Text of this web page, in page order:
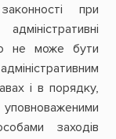
при
не може бути
і в порядку,
заходів